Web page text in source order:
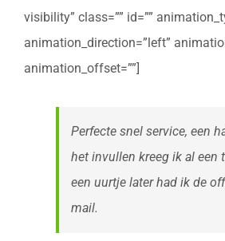
visibility” class=”” id=””
animation_direction=”left”
animation_offset=””]
Perfecte snel service, een
het invullen kreeg ik al een
een uurtje later had ik de
mail.